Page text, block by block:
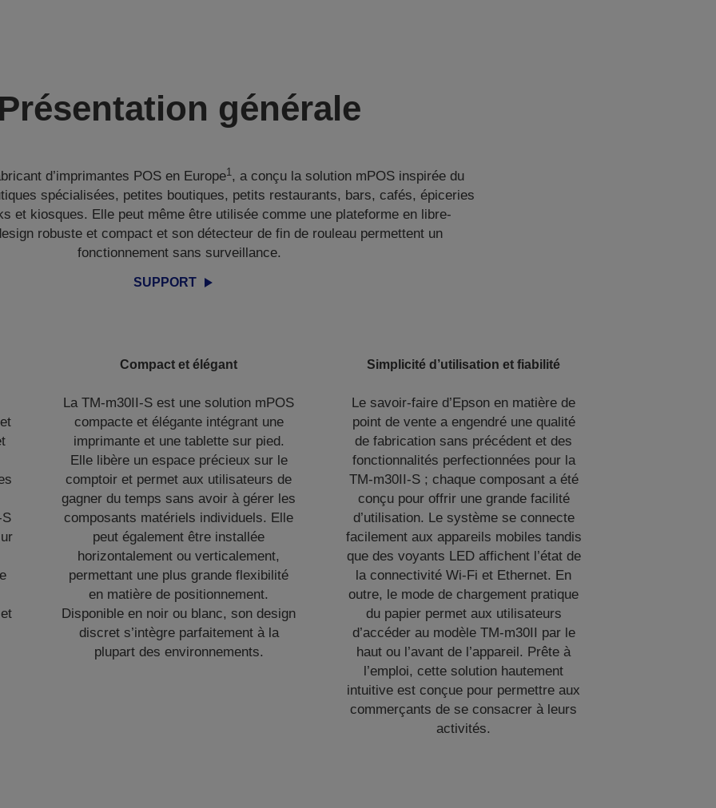
générale
d’imprimantes POS en Europe1, a conçu la solution mPOS inspirée du
spécialisées, petites boutiques, petits restaurants, bars, cafés, épiceries
et kiosques. Elle peut même être utilisée comme une plateforme en libre-
robuste et compact et son détecteur de fin de rouleau permettent un
fonctionnement sans surveillance.
SUPPORT
Compact et élégant
La TM-m30II-S est une solution mPOS
compacte et élégante intégrant une
imprimante et une tablette sur pied.
Elle libère un espace précieux sur le
comptoir et permet aux utilisateurs de
gagner du temps sans avoir à gérer les
composants matériels individuels. Elle
peut également être installée
horizontalement ou verticalement,
permettant une plus grande flexibilité
en matière de positionnement.
Disponible en noir ou blanc, son design
discret s’intègre parfaitement à la
plupart des environnements.
Simplicité d’utilisation et fiabilité
Le savoir-faire d’Epson en matière de
point de vente a engendré une qualité
de fabrication sans précédent et des
fonctionnalités perfectionnées pour la
TM-m30II-S ; chaque composant a été
conçu pour offrir une grande facilité
d’utilisation. Le système se connecte
facilement aux appareils mobiles tandis
que des voyants LED affichent l’état de
la connectivité Wi-Fi et Ethernet. En
outre, le mode de chargement pratique
du papier permet aux utilisateurs
d’accéder au modèle TM-m30II par le
haut ou l’avant de l’appareil. Prête à
l’emploi, cette solution hautement
intuitive est conçue pour permettre aux
commerçants de se consacrer à leurs
activités.